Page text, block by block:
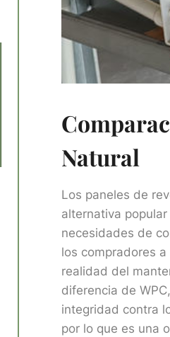
Natural
Los paneles de
alternativa
necesidades de
los compradores
realidad del
diferencia de
integridad contra
por lo que es una